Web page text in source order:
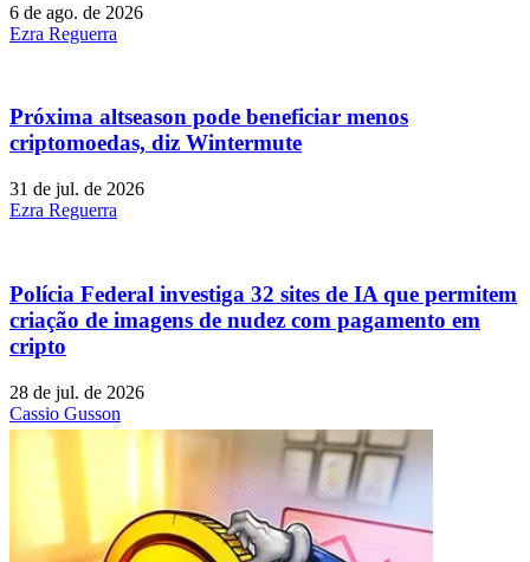
6 de ago. de 2026
Ezra Reguerra
Próxima altseason pode beneficiar menos
criptomoedas, diz Wintermute
31 de jul. de 2026
Ezra Reguerra
Polícia Federal investiga 32 sites de IA que permitem
criação de imagens de nudez com pagamento em
cripto
28 de jul. de 2026
Cassio Gusson